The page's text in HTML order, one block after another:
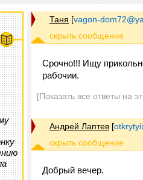
Таня [vagon-
Срочно!!! Ищу
рабочии.
[Показать все ответы на
Андрей Лаптев [
Добрый вечер.